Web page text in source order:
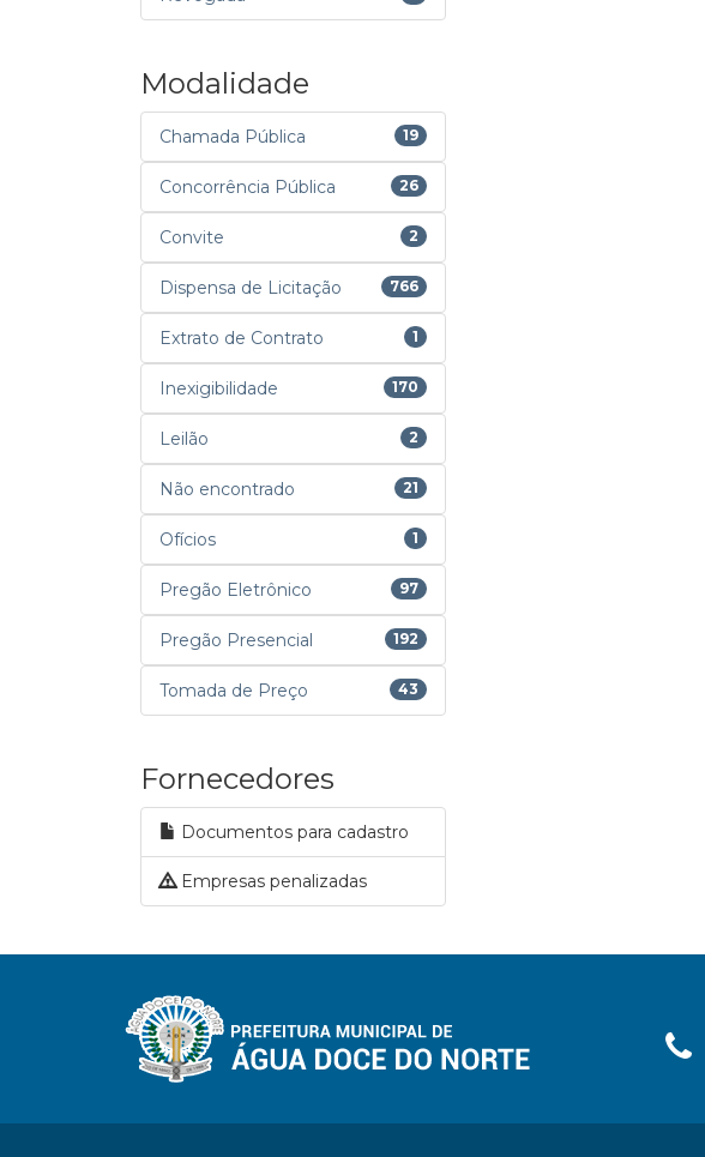
Modalidade
Chamada Pública 19
Concorrência Pública 26
Convite 2
Dispensa de Licitação 766
Extrato de Contrato 1
Inexigibilidade 170
Leilão 2
Não encontrado 21
Ofícios 1
Pregão Eletrônico 97
Pregão Presencial 192
Tomada de Preço 43
Fornecedores
Documentos para cadastro
Empresas penalizadas